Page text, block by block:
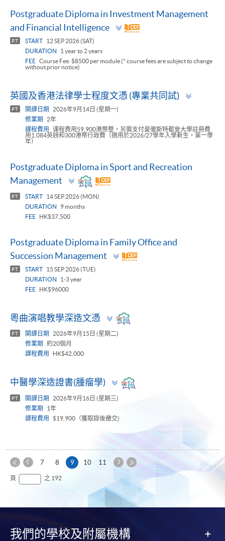
Postgraduate Diploma in Investment Management
and Financial Intelligence
Toggle
panel
PT START
12 SEP 2026 (SAT)
DURATION
1 year to 2 years
FEE Course Fee: $8500 per module (* course fees are subject to change
without prior notice)
英國及香港法律學士程度文憑 (專業共同試)
PT 開課日期
2026年9月14日 (星期一)
修業期
2年
課程費用
课程费用59,900港幣整，另需支付曼徹斯特都會大學註冊費
用1,084英鎊和300港幣行政費（適用於2026/27學年入學新生，第一學
年）
Postgraduate Diploma in Sport and Recreation
Management
Toggle
panel
PT START
14 SEP 2026 (MON)
DURATION
9 months
FEE
HK$37,500
Postgraduate Diploma in Family Office and
Succession Management
Toggle
panel
PT START
15 SEP 2026 (TUE)
DURATION
1-3 year
FEE
HK$96000
粵曲演唱教學深造文憑
Toggle
panel
PT 開課日期
2026年9月15日 (星期二)
修業期
約20個月
課程費用
HK$42,000
中醫學深造證書(腫瘤學)
Toggle
panel
PT 開課日期
2026年9月16日 (星期三)
修業期
1年
課程費用
$19,900（獲取錄後繳交)
第
一
上
7 8 9本
10 11
下
頁
頁
頁 之 192
我們的學校及附屬機構